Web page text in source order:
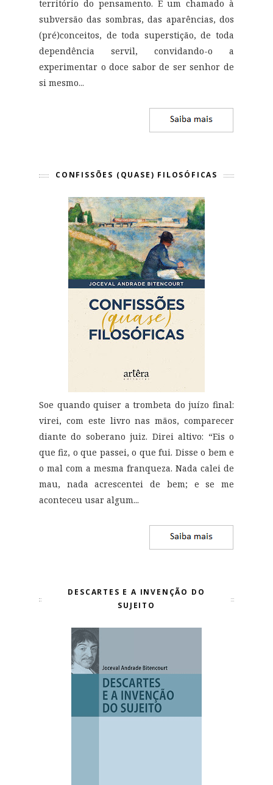
território do pensamento. É um chamado à
subversão das sombras, das aparências, dos
(pré)conceitos, de toda superstição, de toda
dependência servil, convidando-o a
experimentar o doce sabor de ser senhor de
si mesmo...
CONFISSÕES (QUASE) FILOSÓFICAS
Soe quando quiser a trombeta do juízo final:
virei, com este livro nas mãos, comparecer
diante do soberano juiz. Direi altivo: “Eis o
que fiz, o que passei, o que fui. Disse o bem e
o mal com a mesma franqueza. Nada calei de
mau, nada acrescentei de bem; e se me
aconteceu usar algum...
DESCARTES E A INVENÇÃO DO
SUJEITO